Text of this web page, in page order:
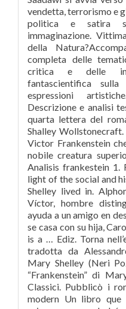
vendetta, terrorismo e
politica e satira
immaginazione.
della
completa delle
critica e delle
fantascientifica
espressioni
Descrizione e analisi
quarta lettera del
Shalley
Victor Frankenstein
nobile creatura
Analisis frankestein 1.
light of the social and
Shelley lived in.
Víctor, hombre
ayuda a un amigo en
se casa con su hija,
is a … Ediz. Torna
tradotta da
Mary Shelley (Neri
“Frankenstein” di
Classici. Pubblicò i
modern Un libro que